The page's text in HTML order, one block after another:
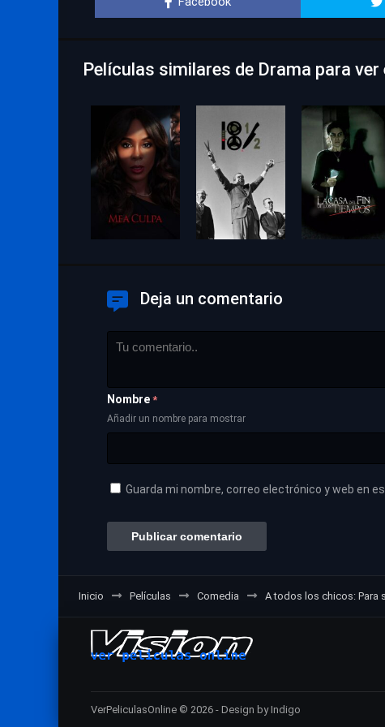
Películas similares de Drama para ver
Deja un comentario
Nombre *
Añadir un nombre para mostrar
Guarda mi nombre, correo electrónico y web en
Inicio Películas Comedia A todos los chicos: Para
VerPeliculasOnline © 2026 - Design by Indigo